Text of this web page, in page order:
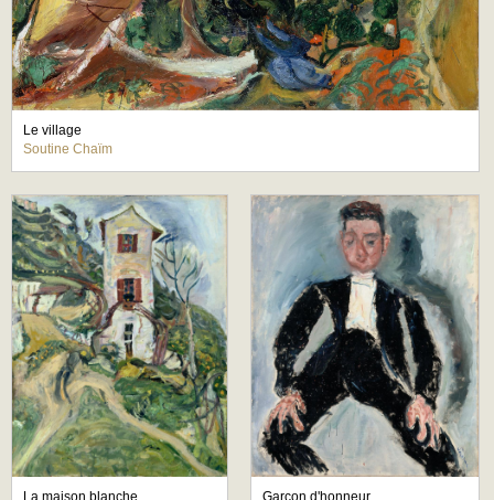
Le village
Soutine Chaïm
La maison blanche Garçon d'honneur